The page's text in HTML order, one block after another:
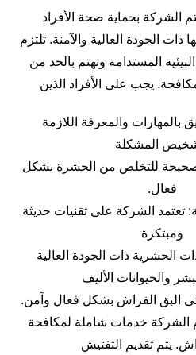
الشركة بحماية صحة الأفراد
الجودة العالية والآمنة. تلتزم
المستدامة وتهتم بالحد من
يجب على الأفراد الذين
بالمهارات والمعرفة اللازمة
المشكلة
للتخلص من الحشرة بشكل
فعال.
تعتمد الشركة على تقنيات حديثة
ومبتكرة
الحشرية ذات الجودة العالية
والحيوانات الأليف
البق الفراش بشكل فعال وآمن.
الشركة خدمات شاملة لمكافحة
يتم تقديم التفتيش